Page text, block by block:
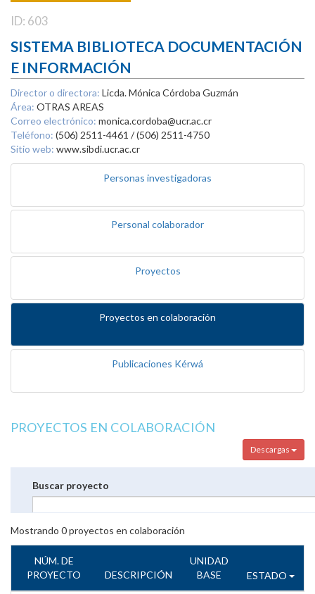
ID: 603
SISTEMA BIBLIOTECA DOCUMENTACIÓN
E INFORMACIÓN
Director o directora: Licda. Mónica Córdoba Guzmán
Área: OTRAS AREAS
Correo electrónico: monica.cordoba@ucr.ac.cr
Teléfono: (506) 2511-4461 / (506) 2511-4750
Sitio web: www.sibdi.ucr.ac.cr
Personas investigadoras
Personal colaborador
Proyectos
Proyectos en colaboración
Publicaciones Kérwá
PROYECTOS EN COLABORACIÓN
Descargas
Buscar proyecto
Mostrando 0proyectos en colaboración
NÚM. DE
PROYECTO
DESCRIPCIÓN
UNIDAD
BASE
ESTADO